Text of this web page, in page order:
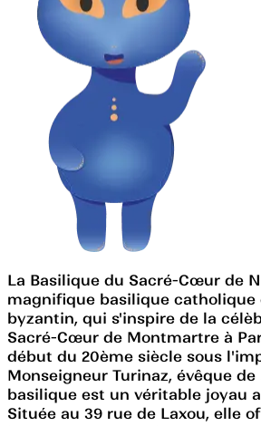
La Basilique du Sacré-Cœur de
magnifique basilique catholique
byzantin, qui s'inspire de la
Sacré-Cœur de Montmartre à
début du 20ème siècle sous
Monseigneur Turinaz, évêque
basilique est un véritable joyau
Située au 39 rue de Laxou, elle